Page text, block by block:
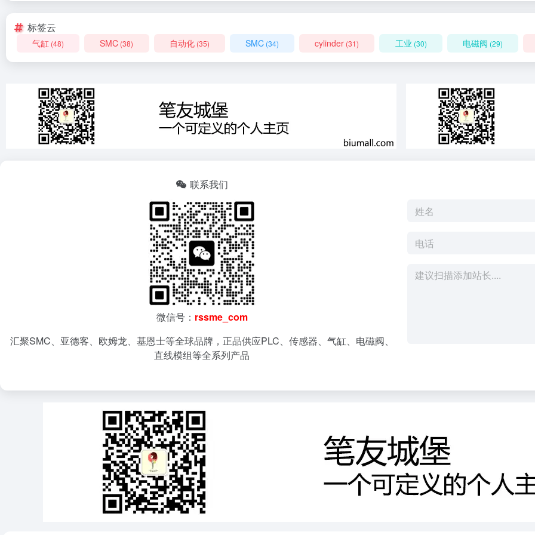
标签云
气缸 (48) SMC (38) 自动化(35) SMC (34) cylinder (31) 工业 (30) 电磁阀 (29)
联系我们
微信号： rssme_com
汇聚SMC、亚德客、欧姆龙、基恩士等全球品牌，正品供应PLC、传感器、气缸、电磁阀、
直线模组等全系列产品